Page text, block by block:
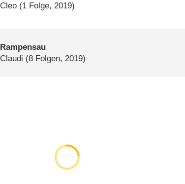
Cleo (1 Folge, 2019)
Rampensau
Claudi (8 Folgen, 2019)